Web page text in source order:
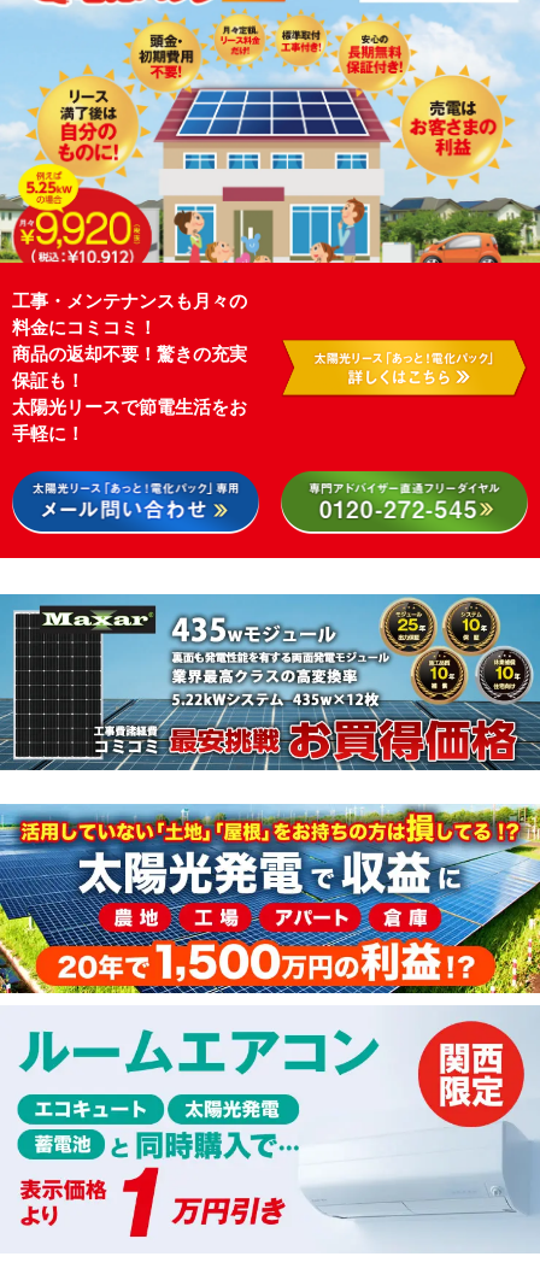
工事・メンテナンスも月々の
料金にコミコミ！
商品の返却不要！驚きの充実
保証も！
太陽光リースで節電生活をお
手軽に！